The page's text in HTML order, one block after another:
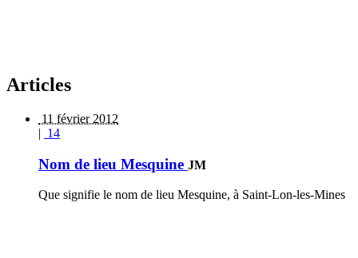
Articles
11 février 2012
| 14
Nom de lieu Mesquine JM
Que signifie le nom de lieu Mesquine, à Saint-Lon-les-Mines